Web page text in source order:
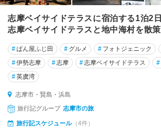
志摩ベイサイドテラスに宿泊する1泊2
志摩ベイサイドテラスと地中海村を散策
#ぱん屋ふじ田 # グルメ # フォトジェニック
#伊勢志摩 #志摩 #志摩ベイサイドテラス #
#英虞湾
志摩市・賢島・浜島
旅行記グループ 志摩市の旅
旅行記スケジュール（4件）